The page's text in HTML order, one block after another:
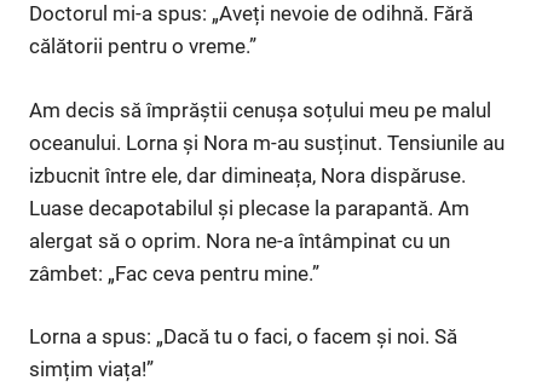
Doctorul mi-a spus: „Aveți nevoie de odihnă. Fără
călătorii pentru o vreme.”
Am decis să împrăștii cenușa soțului meu pe malul
oceanului. Lorna și Nora m-au susținut. Tensiunile au
izbucnit între ele, dar dimineața, Nora dispăruse.
Luase decapotabilul și plecase la parapantă. Am
alergat să o oprim. Nora ne-a întâmpinat cu un
zâmbet: „Fac ceva pentru mine.”
Lorna a spus: „Dacă tu o faci, o facem și noi. Să
simțim viața!”